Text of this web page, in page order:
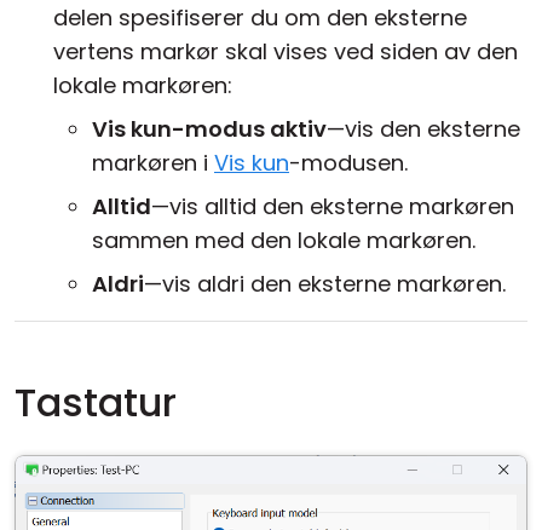
delen spesifiserer du om den eksterne
vertens markør skal vises ved siden av den
lokale markøren:
Vis kun-modus aktiv—vis den eksterne
markøren i Vis kun-modusen.
Alltid—vis alltid den eksterne markøren
sammen med den lokale markøren.
Aldri—vis aldri den eksterne markøren.
Tastatur